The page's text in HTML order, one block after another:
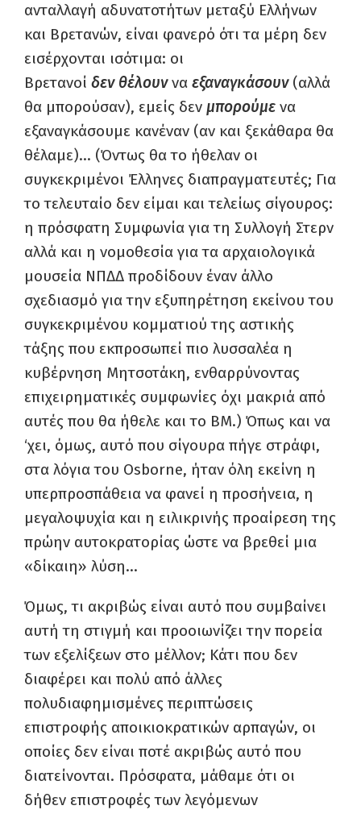
ανταλλαγή αδυνατοτήτων μεταξύ Ελλήνων
και Βρετανών, είναι φανερό ότι τα μέρη δεν
εισέρχονται ισότιμα: οι
Βρετανοί δεν θέλουννα εξαναγκάσουν(αλλά
θα μπορούσαν), εμείς δεν μπορούμε να
εξαναγκάσουμε κανέναν (αν και ξεκάθαρα θα
θέλαμε)… (Όντως θα το ήθελαν οι
συγκεκριμένοι Έλληνες διαπραγματευτές; Για
το τελευταίο δεν είμαι και τελείως σίγουρος:
η πρόσφατη Συμφωνία για τη Συλλογή Στερν
αλλά και η νομοθεσία για τα αρχαιολογικά
μουσεία ΝΠΔΔ προδίδουν έναν άλλο
σχεδιασμό για την εξυπηρέτηση εκείνου του
συγκεκριμένου κομματιού της αστικής
τάξης που εκπροσωπεί πιο λυσσαλέα η
κυβέρνηση Μητσοτάκη, ενθαρρύνοντας
επιχειρηματικές συμφωνίες όχι μακριά από
αυτές που θα ήθελε και το ΒΜ.) Όπως και να
‘χει, όμως, αυτό που σίγουρα πήγε στράφι,
στα λόγια του Osborne, ήταν όλη εκείνη η
υπερπροσπάθεια να φανεί η προσήνεια, η
μεγαλοψυχία και η ειλικρινής προαίρεση της
πρώην αυτοκρατορίας ώστε να βρεθεί μια
«δίκαιη» λύση…
Όμως, τι ακριβώς είναι αυτό που συμβαίνει
αυτή τη στιγμή και προοιωνίζει την πορεία
των εξελίξεων στο μέλλον; Κάτι που δεν
διαφέρει και πολύ από άλλες
πολυδιαφημισμένες περιπτώσεις
επιστροφής αποικιοκρατικών αρπαγών, οι
οποίες δεν είναι ποτέ ακριβώς αυτό που
διατείνονται. Πρόσφατα, μάθαμε ότι οι
δήθεν επιστροφές των λεγόμενων